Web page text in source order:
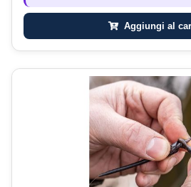
Aggiungi al